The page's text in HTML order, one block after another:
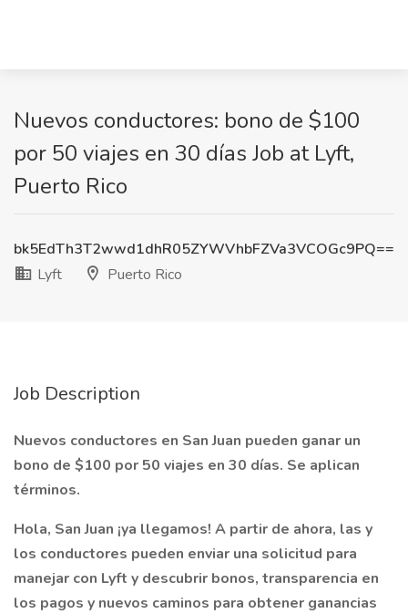
Nuevos conductores: bono de $100
por 50 viajes en 30 días Job at Lyft,
Puerto Rico
bk5EdTh3T2wwd1dhR05ZYWVhbFZVa3VCOGc9PQ==
Lyft
Puerto Rico
Job Description
Nuevos conductores en San Juan pueden ganar un
bono de $100 por 50 viajes en 30 días. Se aplican
términos.
Hola, San Juan ¡ya llegamos! A partir de ahora, las y
los conductores pueden enviar una solicitud para
manejar con Lyft y descubrir bonos, transparencia en
los pagos y nuevos caminos para obtener ganancias